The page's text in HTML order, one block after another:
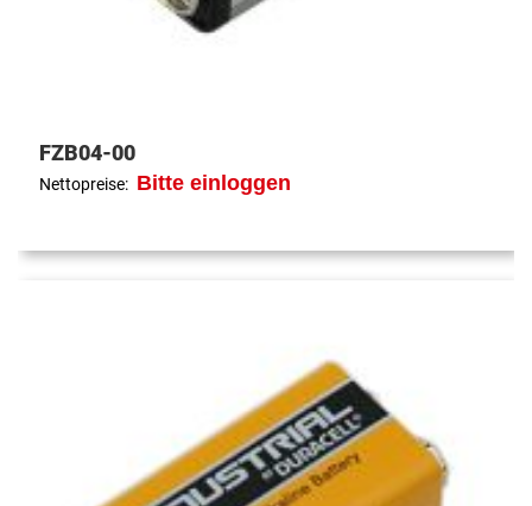
FZB04-00
Nettopreise: Bitte einloggen